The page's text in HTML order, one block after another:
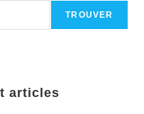
TROUVER
articles